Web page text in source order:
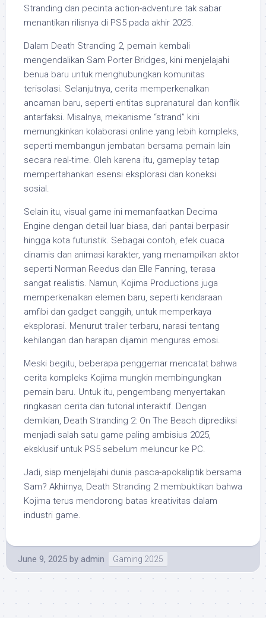
Stranding dan pecinta action-adventure tak sabar
menantikan rilisnya di PS5 pada akhir 2025.
Dalam Death Stranding 2, pemain kembali
mengendalikan Sam Porter Bridges, kini menjelajahi
benua baru untuk menghubungkan komunitas
terisolasi. Selanjutnya, cerita memperkenalkan
ancaman baru, seperti entitas supranatural dan konflik
antarfaksi. Misalnya, mekanisme “strand” kini
memungkinkan kolaborasi online yang lebih kompleks,
seperti membangun jembatan bersama pemain lain
secara real-time. Oleh karena itu, gameplay tetap
mempertahankan esensi eksplorasi dan koneksi
sosial.
Selain itu, visual game ini memanfaatkan Decima
Engine dengan detail luar biasa, dari pantai berpasir
hingga kota futuristik. Sebagai contoh, efek cuaca
dinamis dan animasi karakter, yang menampilkan aktor
seperti Norman Reedus dan Elle Fanning, terasa
sangat realistis. Namun, Kojima Productions juga
memperkenalkan elemen baru, seperti kendaraan
amfibi dan gadget canggih, untuk memperkaya
eksplorasi. Menurut trailer terbaru, narasi tentang
kehilangan dan harapan dijamin menguras emosi.
Meski begitu, beberapa penggemar mencatat bahwa
cerita kompleks Kojima mungkin membingungkan
pemain baru. Untuk itu, pengembang menyertakan
ringkasan cerita dan tutorial interaktif. Dengan
demikian, Death Stranding 2: On The Beach diprediksi
menjadi salah satu game paling ambisius 2025,
eksklusif untuk PS5 sebelum meluncur ke PC.
Jadi, siap menjelajahi dunia pasca-apokaliptik bersama
Sam? Akhirnya, Death Stranding 2 membuktikan bahwa
Kojima terus mendorong batas kreativitas dalam
industri game.
June 9, 2025 by admin Gaming 2025